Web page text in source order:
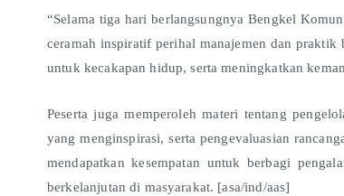
“Selama tiga hari berlangsungnya Bengkel
ceramah inspiratif perihal manajemen dan
untuk kecakapan hidup, serta meningkatkan
Peserta juga memperoleh materi tentang
yang menginspirasi, serta pengevaluasian
mendapatkan kesempatan untuk berbagi
berkelanjutan di masyarakat. [asa/ind/aas]